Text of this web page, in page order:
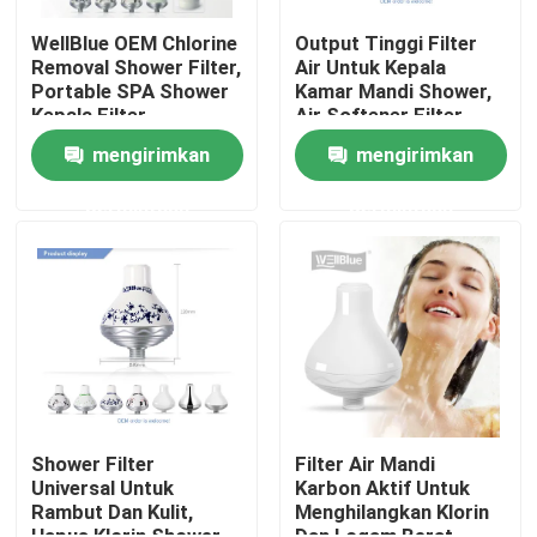
Tur Pabrik
Kontrol kualitas
Permintaan Penawaran
Kendi air alkali
Maxtra Water Pitcher
WellBlue OEM Chlorine
Removal Shower Filter,
Portable SPA Shower
Kepala Filter
mengirimkan
Output Tinggi Filter
Air Untuk Kepala
Kamar Mandi Shower,
Air Softener Filter
Purifier
mengirimkan
Shower Filter
Universal Untuk
Rambut Dan Kulit,
Filter Air Mandi
Karbon Aktif Untuk
Menghilangkan Klorin